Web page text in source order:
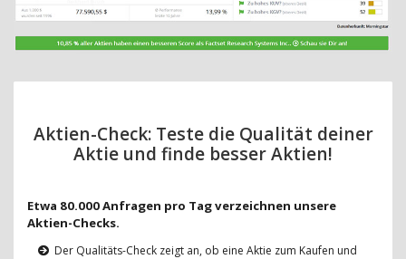
Aktien-Check: Teste die Qualität deiner
Aktie und finde besser Aktien!
Etwa 80.000 Anfragen pro Tag verzeichnen unsere
Aktien-Checks.
Der Qualitäts-Check zeigt an, ob eine Aktie zum Kaufen und